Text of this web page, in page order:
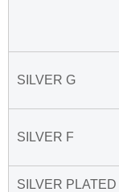
SILVER G
SILVER F
SILVER PLATED